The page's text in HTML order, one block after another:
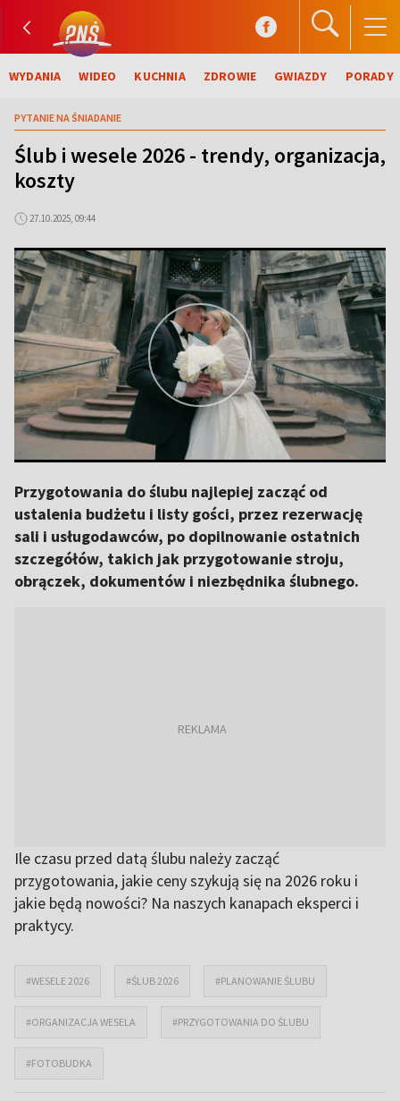
WYDANIA WIDEO KUCHNIA ZDROWIE GWIAZDY PORADY
PYTANIE NA ŚNIADANIE
Ślub i wesele 2026 - trendy, organizacja,
koszty
27.10.2025, 09:44
Przygotowania do ślubu najlepiej zacząć od
ustalenia budżetu i listy gości, przez rezerwację
sali i usługodawców, po dopilnowanie ostatnich
szczegółów, takich jak przygotowanie stroju,
obrączek, dokumentów i niezbędnika ślubnego.
Ile czasu przed datą ślubu należy zacząć
przygotowania, jakie ceny szykują się na 2026 roku i
jakie będą nowości? Na naszych kanapach eksperci i
praktycy.
#WESELE 2026 #ŚLUB 2026 #PLANOWANIE ŚLUBU
#ORGANIZACJA WESELA #PRZYGOTOWANIA DO ŚLUBU
#FOTOBUDKA